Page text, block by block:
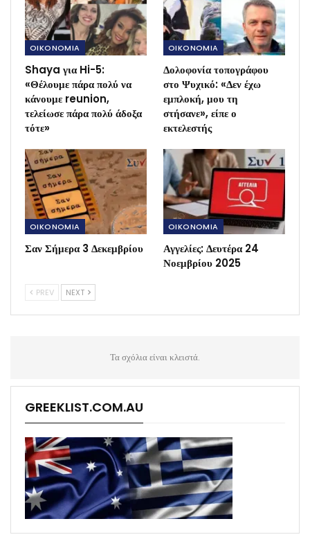
OIKONOMIA
Shaya για Hi-5:
«Θέλουμε πάρα πολύ να
κάνουμε reunion,
τελείωσε πάρα πολύ άδοξα
τότε»
OIKONOMIA
Δολοφονία τοπογράφου
στο Ψυχικό: «Δεν έχω
εμπλοκή, μου τη
στήσανε», είπε ο
εκτελεστής
OIKONOMIA
Σαν Σήμερα 3 Δεκεμβρίου
OIKONOMIA
Αγγελίες: Δευτέρα 24
Νοεμβρίου 2025
PREV NEXT
Τα σχόλια είναι κλειστά.
GREEKLIST.COM.AU